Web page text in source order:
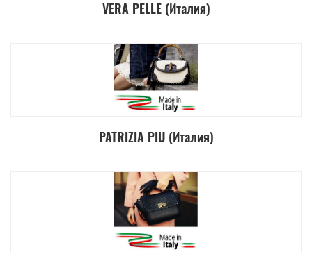
VERA PELLE (Италия)
PATRIZIA PIU (Италия)